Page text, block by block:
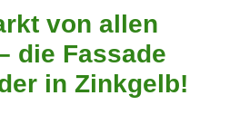
von allen
die Fassade
in Zinkgelb!